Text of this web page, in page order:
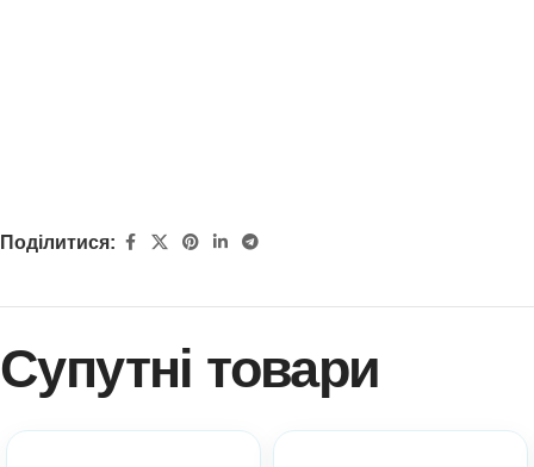
Поділитися:
Супутні товари